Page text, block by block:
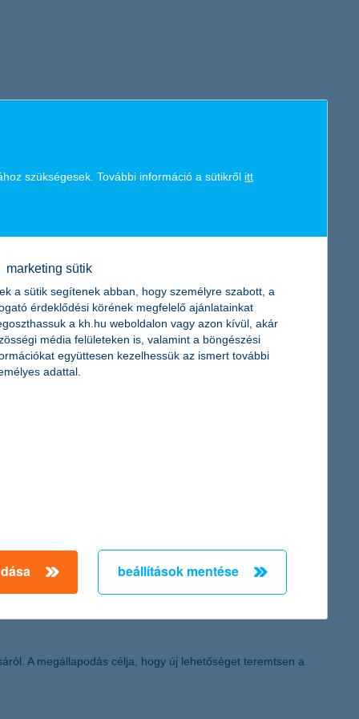
és a legtöbb ügyfélnek ismeretlen pénzügyi
A megállapodás célja, hogy új lehetőséget teremtsen a
szükségesek. További információ a sütikről itt
marketing sütik
a sütik segítenek abban, hogy személyre szabott, a
érdeklődési körének megfelelő ajánlatainkat
a kh.hu weboldalon vagy azon kívül, akár
média felületeken is, valamint a böngészési
együttesen kezelhessük az ismert további
adattal.
beállítások mentése